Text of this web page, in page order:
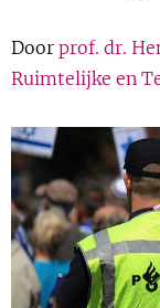
Over
Contact
Cursus
Door prof. dr.
Ruimtelijke en